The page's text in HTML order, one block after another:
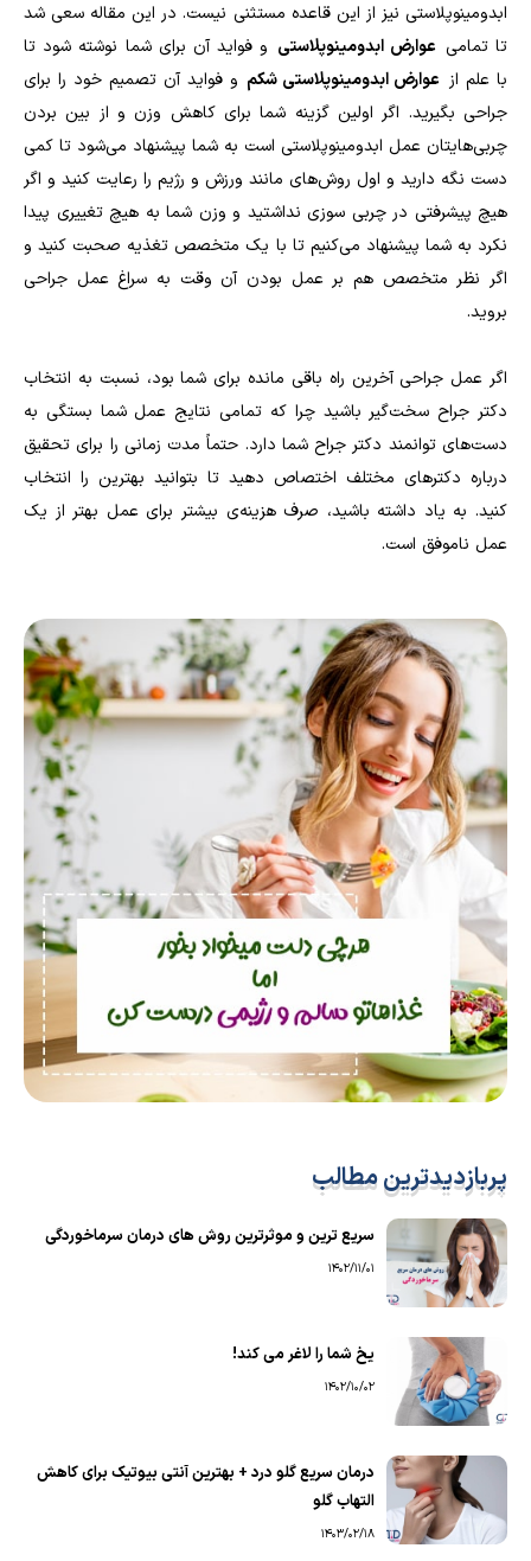
ابدومینوپلاستی نیز از این قاعده مستثنی نیست. در این مقاله سعی شد
تا تمامی عوارض ابدومینوپلاستی و فواید آن برای شما نوشته شود تا
با علم از عوارض ابدومینوپلاستی شکم و فواید آن تصمیم خود را برای
جراحی بگیرید. اگر اولین گزینه شما برای کاهش وزن و از بین بردن
چربی‌هایتان عمل ابدومینوپلاستی است به شما پیشنهاد می‌شود تا کمی
دست نگه دارید و اول روش‌های مانند ورزش و رژیم را رعایت کنید و اگر
هیچ پیشرفتی در چربی سوزی نداشتید و وزن شما به هیچ تغییری پیدا
نکرد به شما پیشنهاد می‌کنیم تا با یک متخصص تغذیه صحبت کنید و
اگر نظر متخصص هم بر عمل بودن آن وقت به سراغ عمل جراحی
بروید.
اگر عمل جراحی آخرین راه باقی مانده برای شما بود، نسبت به انتخاب
دکتر جراح سخت‌گیر باشید چرا که تمامی نتایج عمل شما بستگی به
دست‌های توانمند دکتر جراح شما دارد. حتماً مدت زمانی را برای تحقیق
درباره دکتر‌های مختلف اختصاص دهید تا بتوانید بهترین را انتخاب
کنید. به یاد داشته باشید، صرف هزینه‌ی بیشتر برای عمل بهتر از یک
عمل ناموفق است.
پربازدیدترین مطالب
سریع ترین و موثرترین روش های درمان سرماخوردگی
1402/11/01
یخ شما را لاغر می کند!
1402/10/02
درمان سریع گلو درد + بهترین آنتی بیوتیک برای کاهش
التهاب گلو
1403/02/18